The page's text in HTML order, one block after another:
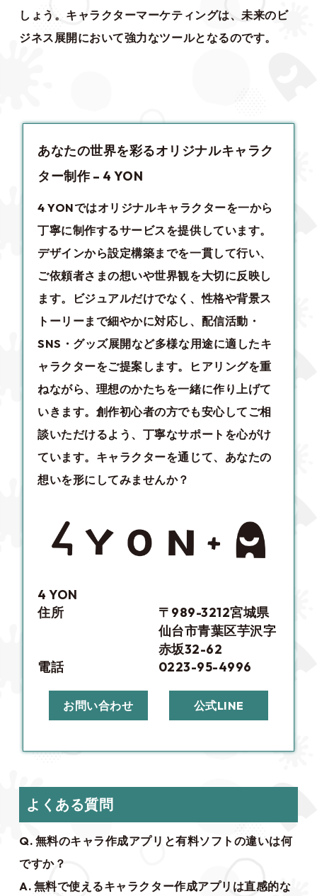
しょう。キャラクターマーケティングは、未来のビ
ジネス展開において強力なツールとなるのです。
あなたの世界を彩るオリジナルキャラク
ター制作 – 4 YON
4 YONではオリジナルキャラクターを一から
丁寧に制作するサービスを提供しています。
デザインから設定構築までを一貫して行い、
ご依頼者さまの想いや世界観を大切に反映し
ます。ビジュアルだけでなく、性格や背景ス
トーリーまで細やかに対応し、配信活動・
SNS・グッズ展開など多様な用途に適したキ
ャラクターをご提案します。ヒアリングを重
ねながら、理想のかたちを一緒に作り上げて
いきます。創作初心者の方でも安心してご相
談いただけるよう、丁寧なサポートを心がけ
ています。キャラクターを通じて、あなたの
想いを形にしてみませんか？
4 YON
住所
〒989-3212宮城県
仙台市青葉区芋沢字
赤坂32-62
電話
0223-95-4996
お問い合わせ 公式LINE
よくある質問
Q. 無料のキャラ作成アプリと有料ソフトの違いは何
ですか？
A. 無料で使えるキャラクター作成アプリは直感的な